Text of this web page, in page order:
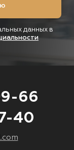
данных в
66
40